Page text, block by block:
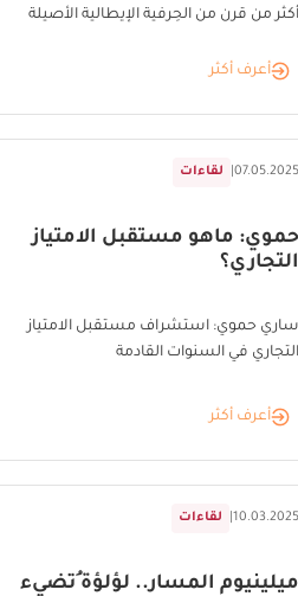
أكثر من قرن من الحِرفية الإيطالية الأصيلة
أعرف أكثر
لقاءات 07.05.2025
حموي: ماهو مستقبل الامتياز
التجاري؟
ساري حموي: استشراف مستقبل الامتياز
التجاري في السنوات القادمة
أعرف أكثر
لقاءات 10.03.2025
ميلينيوم المسار.. لؤلؤة ُتضيء